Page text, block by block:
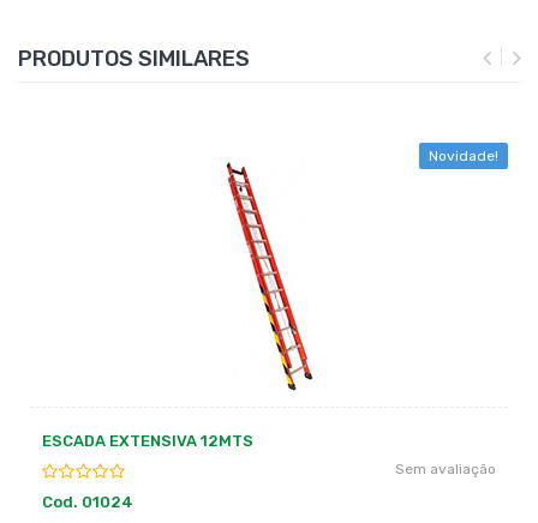
PRODUTOS SIMILARES
Novidade!
TALHA DE CORRENTE COM ALAVANCA
1 Avaliaçãoão
Cod. 01079